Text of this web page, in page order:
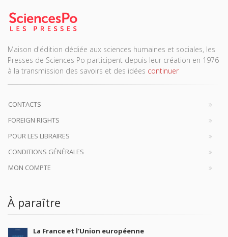
Maison d'édition dédiée aux sciences humaines et sociales, les
Presses de Sciences Po participent depuis leur création en 1976
à la transmission des savoirs et des idées continuer
CONTACTS
FOREIGN RIGHTS
POUR LES LIBRAIRES
CONDITIONS GÉNÉRALES
MON COMPTE
À paraître
La France et l'Union européenne